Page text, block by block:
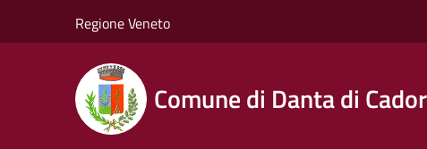
Regione Veneto
Comune di Danta di